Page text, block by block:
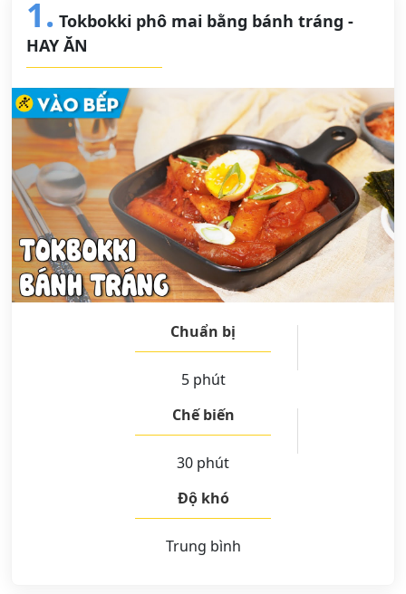
1. Tokbokki phô mai bằng bánh tráng -
HAY ĂN
Chuẩn bị
5 phút
Chế biến
30 phút
Độ khó
Trung bình